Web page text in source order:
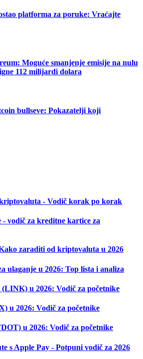
platforma za poruke: Vraćajte
Moguće smanjenje emisije na nulu
112 milijardi dolara
bullseve: Pokazatelji koji
- Vodič korak po korak
vodič za kreditne kartice za
zaraditi od kriptovaluta u 2026
ulaganje u 2026: Top lista i analiza
u 2026: Vodič za početnike
u 2026: Vodič za početnike
u 2026: Vodič za početnike
s Apple Pay - Potpuni vodič za 2026